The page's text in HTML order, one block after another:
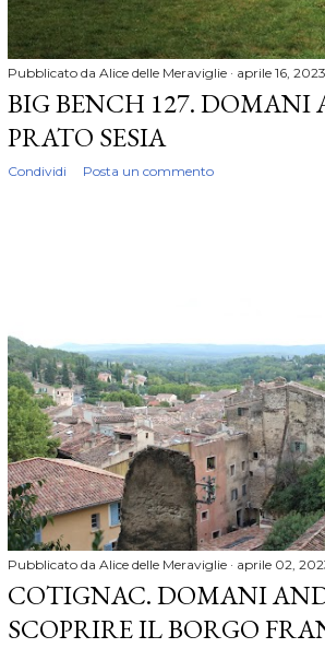
Pubblicato da Alice delle Meraviglie aprile 16, 2023
BIG BENCH 127. DOMANI
PRATO SESIA
Condividi Posta un commento
Pubblicato da Alice delle Meraviglie aprile 02,
COTIGNAC. DOMANI
SCOPRIRE IL BORGO